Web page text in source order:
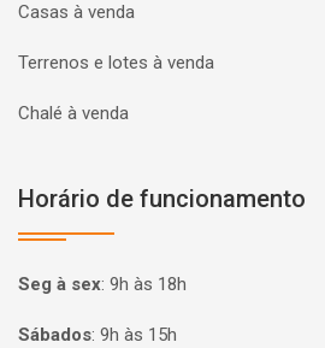
Casas à venda
Terrenos e lotes à venda
Chalé à venda
Horário de funcionamento
Seg à sex: 9h às 18h
Sábados: 9h às 15h